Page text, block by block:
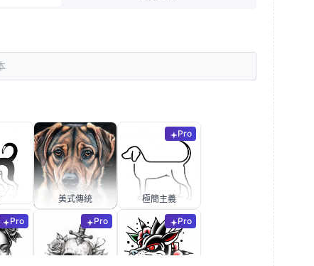
美式傳統
Pro
極簡主義
Pro Pro Pro